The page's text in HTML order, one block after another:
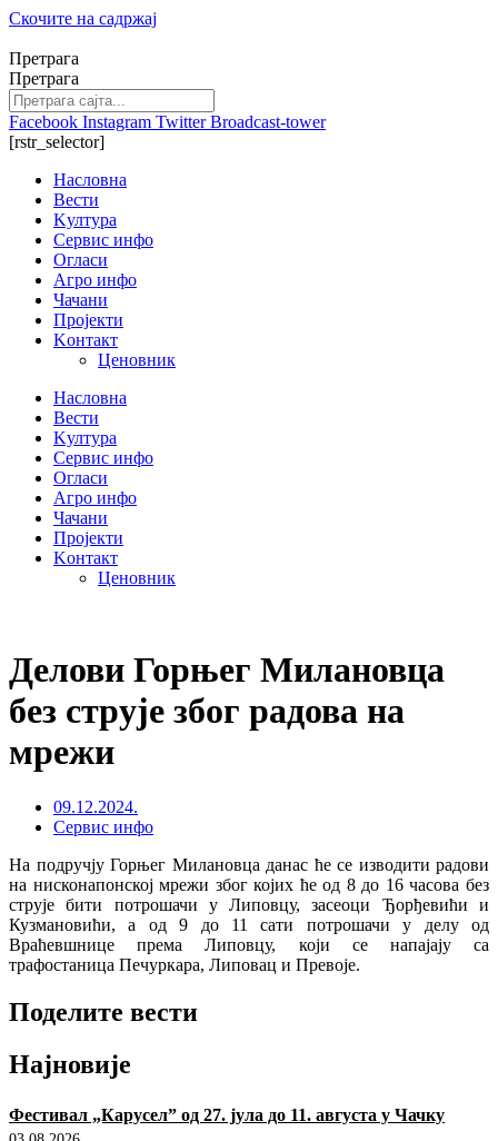
Скочите на садржај
Претрага
Претрага
Facebook Instagram Twitter Broadcast-tower
[rstr_selector]
Насловна
Вести
Kултура
Сервис инфо
Огласи
Агро инфо
Чачани
Пројекти
Kонтакт
Ценовник
Насловна
Вести
Kултура
Сервис инфо
Огласи
Агро инфо
Чачани
Пројекти
Kонтакт
Ценовник
Делови Горњег Милановца
без струје због радова на
мрежи
09.12.2024.
Сервис инфо
На подручју Горњег Милановца данас ће се изводити радови
на нисконапонској мрежи због којих ће од 8 до 16 часова без
струје бити потрошачи у Липовцу, засеоци Ђорђевићи и
Кузмановићи, а од 9 до 11 сати потрошачи у делу од
Враћевшнице према Липовцу, који се напајају са
трафостаница Печуркара, Липовац и Превоје.
Поделите вести
Најновије
Фестивал „Карусел” од 27. јула до 11. августа у Чачку